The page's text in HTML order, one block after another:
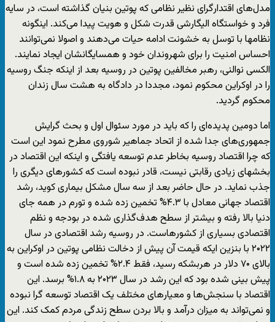
مدل‌های اقتدارگرای نظیر نظامی که پوتین بنیان گذاشته است، در سایه
فرد و خواستگاه الیگارشی قدرت شکل و هویت پیدا می‌کند. اینگونه
نظامها با توسل به خشونت ادامه حیات می‌دهند و اصولا نمی‌توانند
احساس امنیت را برای شهروندان خود و همسایگانشان ایجاد نمایند.
الکسی نوالنی، رهبر مخالفین پوتین در روسیه بعد از اینکه جنگ روسیه
را در اوکراین محکوم نمود، مجددا در دادگاه به هشت سال زندان
محکوم گردید.
اما دومین پدیده‌ای را که باید در مورد سئوال اول و بحث گرایش
جمهوری‌های جدا شده از اتحاد جماهیر شوروی مطرح نمود این‌ است
که چرا اقتصاد روسیه بخاطر عدم توسعه یافتگی و اینکه این اقتصاد در
بخشهای زیادی رقابتی نیست، قادر نبوده است که کشورهای دیگری را
جذب نماید. در حال حاضر بعد از سه سال مشکل بیماری کوید، رشد
اقتصاد جهانی معادل با ۴.۳% تخمین زده شده و تورم در همه جای
دنیا بالا رفته و بیشتر از سطح هدف‌گذاری شده در بودجه و نظم
اقتصادی بسیاری از کشورهاست. در روسیه رشد اقتصادی در سال
۲۰۲۲ با بنزین ایکه قیمت آن پیش از دخالت نظامی پوتین در اوکراین به
بالای ۷۰ دلار در هربشکه رسید، فقط ۲.۴% تخمین زده شده است و
پیش بینی شده بود که این رشد در سال ۲۰۲۳ به ۱.۸% برسد. این
اقتصاد با سنجش‌ها و معیارهای مختلف یک اقتصاد توسعه گرا نبوده
و نمی‌تواند به میزان درآمد و بالا بردن سطح زندگی مردم کمک کند. این